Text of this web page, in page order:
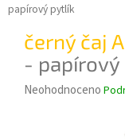
a
ovocné
Jednodruhové
bylinky
papírový pytlík
černý čaj
-
Průměrné
Neohodnoceno